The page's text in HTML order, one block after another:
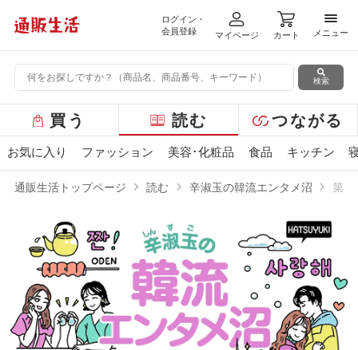
ログイン・
会員登録
マイページ カート
メニ
メニュー
検索
ー
バ
買う 読む つながる
お気に入り ファッション 美容･化粧品 食品 キッチン
通販生活トップページ 読む 辛淑玉の韓流エンタメ沼 第6